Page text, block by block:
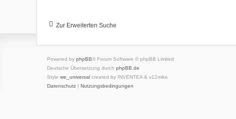
Zur Erweiterten Suche
Powered by phpBB® Forum Software © phpBB Limited
Deutsche Übersetzung durch phpBB.de
Style we_universal created by INVENTEA & v12mike
Datenschutz | Nutzungsbedingungen